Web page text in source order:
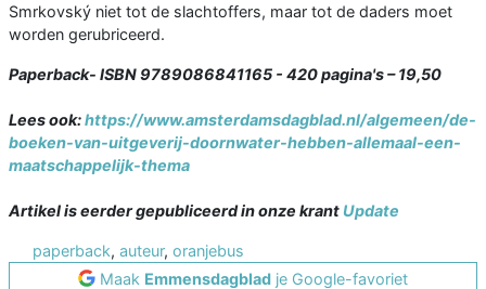
Smrkovský niet tot de slachtoffers, maar tot de daders moet
worden gerubriceerd.
Paperback- ISBN 9789086841165 - 420 pagina's – 19,50
Lees ook:https://www.amsterdamsdagblad.nl/algemeen/de-
boeken-van-uitgeverij-doornwater-hebben-allemaal-een-
maatschappelijk-thema
Artikel is eerder gepubliceerd in onze krant Update
paperback, auteur, oranjebus
Maak Emmensdagblad je Google-favoriet